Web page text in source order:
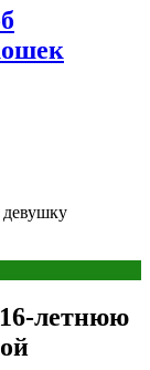
летнюю